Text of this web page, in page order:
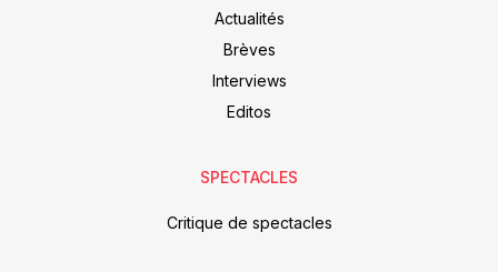
Actualités
Brèves
Interviews
Editos
SPECTACLES
Critique de spectacles